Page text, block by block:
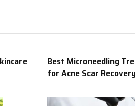
Best Microneedling
for Acne Scar